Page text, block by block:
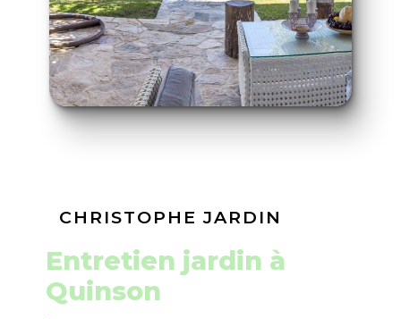
CHRISTOPHE JARDIN
entretien jardin à
Quinson